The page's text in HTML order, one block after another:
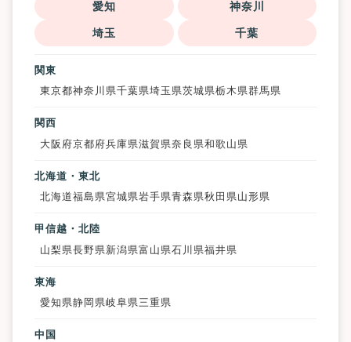
愛知 神奈川
埼玉 千葉
関東
東京都神奈川県千葉県埼玉県茨城県栃木県群馬県
関西
大阪府京都府兵庫県滋賀県奈良県和歌山県
北海道・東北
北海道福島県宮城県岩手県青森県秋田県山形県
甲信越・北陸
山梨県長野県 新潟県富山県石川県福井県
東海
愛知県静岡県岐阜県三重県
中国